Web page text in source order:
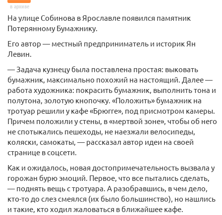
в архиве
На улице Собинова в Ярославле появился памятник
Потерянному Бумажнику.
Его автор — местный предприниматель и историк Ян
Левин.
— Задача кузнецу была поставлена простая: выковать
бумажник, максимально похожий на настоящий. Далее —
работа художника: покрасить бумажник, выполнить тона и
полутона, золотую кнопочку. «Положить» бумажник на
тротуар решили у кафе «Брюгге», под присмотром камеры.
Причем положили у стены, в «мертвой зоне», чтобы об него
не спотыкались пешеходы, не наезжали велосипеды,
коляски, самокаты, — рассказал автор идеи на своей
странице в соцсети.
Как и ожидалось, новая достопримечательность вызвала у
горожан бурю эмоций. Первое, что все пытались сделать,
— поднять вещь с тротуара. А разобравшись, в чем дело,
кто-то до слез смеялся (их было большинство), но нашлись
и такие, кто ходил жаловаться в ближайшее кафе.